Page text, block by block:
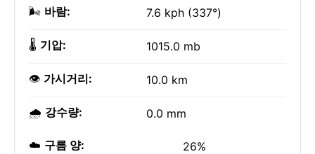
🌬️ 바람: 7.6 kph (337°)
🌡️ 기압: 1015.0 mb
👁️ 가시거리: 10.0 km
🌧️ 강수량: 0.0 mm
☁️ 구름 양: 26%